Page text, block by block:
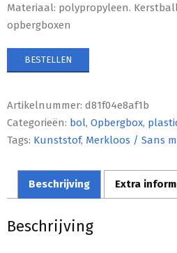
Materiaal: polypropyleen.
opbergboxen
BESTELLEN
Artikelnummer: d81f04e8af1b
Categorieën: bol, Opbergbox,
Tags: Kunststof, Merkloos / Sans
Beschrijving Extra
Beschrijving